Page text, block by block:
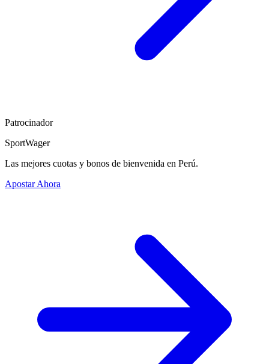
Patrocinador
SportWager
Las mejores cuotas y bonos de bienvenida en Perú.
Apostar Ahora